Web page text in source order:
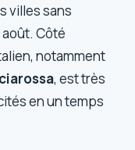
villes sans
Côté
notamment
, est très
en un temps